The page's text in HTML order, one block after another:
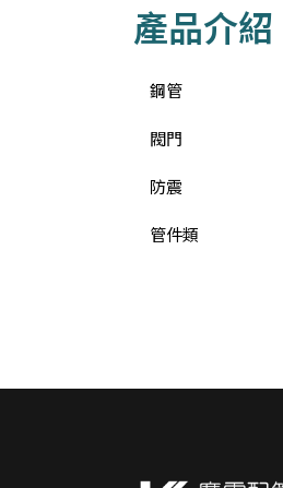
產品介紹
鋼管
閥門
防震
管件類